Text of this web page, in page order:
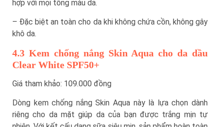
hợp với mọi tông màu da.
– Đặc biệt an toàn cho da khi không chứa cồn, không gây
khô da.
4.3 Kem chống nắng Skin Aqua cho da dầu
Clear White SPF50+
Giá tham khảo: 109.000 đồng
Dòng kem chống nắng Skin Aqua này là lựa chọn dành
riêng cho da mặt giúp da của bạn được trắng mịn tự